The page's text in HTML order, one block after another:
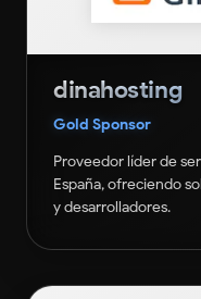
dinahosting
Gold Sponsor
Proveedor líder de
España, ofreciendo
y desarrolladores.